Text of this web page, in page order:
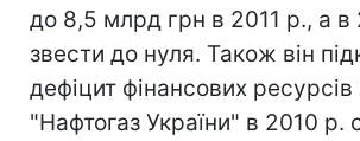
до 8,5 млрд грн в 2011 р., а в
звести до нуля. Також він
дефіцит фінансових
"Нафтогаз України" в 2010 р.